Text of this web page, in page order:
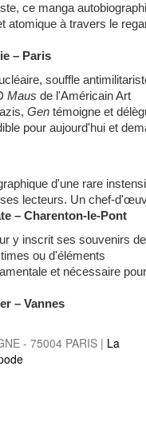
ce manga
atomique à travers le
– Paris
souffle
Maus de l'Américain Art
Gen témoigne et
pour aujourd'hui et
d'une rare
lecteurs. Un chef-
– Charenton-le-Pont
y inscrit ses souvenirs de
ou d'éléments
et nécessaire
– Vannes
- 75004 PARIS | La